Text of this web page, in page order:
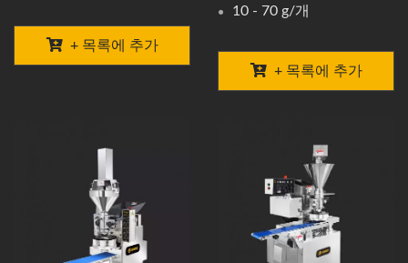
+ 목록에 추가
10 - 70 g/개
+ 목록에 추가